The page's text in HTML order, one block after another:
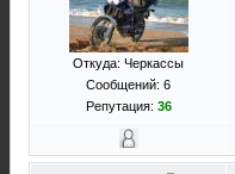
Откуда: Черкассы
Сообщений: 6
Репутация: 36